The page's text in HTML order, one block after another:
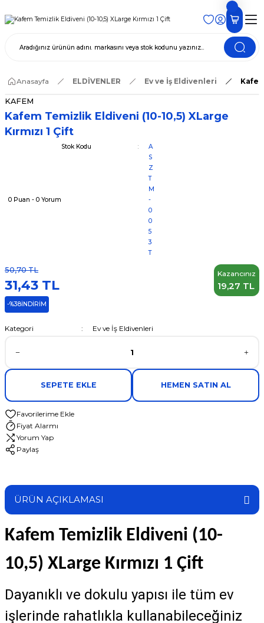
Anasayfa ELDİVENLER Ev ve İş Eldivenleri
KAFEM
Kafem Temizlik Eldiveni (10-10,5) XLarge
Kırmızı 1 Çift
0 Puan - 0 Yorum
Stok Kodu
A
S
Z
T
M
-
0
0
5
3
T
50,70 TL
31,43 TL
-%38İNDİRİM
Kazancınız
19,27 TL
Kategori Ev ve İş Eldivenleri
SEPETE EKLE HEMEN SATIN AL
Fiyat Alarmı
Yorum Yap
Paylaş
ÜRÜN AÇIKLAMASI
Kafem Temizlik Eldiveni (10-
10,5) XLarge Kırmızı 1 Çift
Dayanıklı ve dokulu yapısı ile tüm ev
işlerinde rahatlıkla kullanabileceğiniz